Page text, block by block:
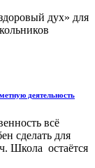
дух» для
деятельность
всё
сделать для
Школа остаётся